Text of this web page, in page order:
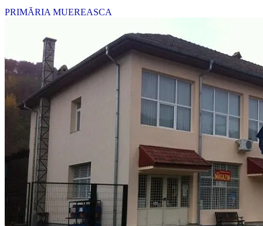
PRIMĂRIA MUEREASCA